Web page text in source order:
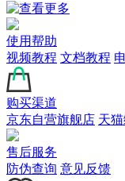
使用帮助
视频教程 文档教程
购买渠道
京东自营旗舰店 天
售后服务
防伪查询 意见反馈